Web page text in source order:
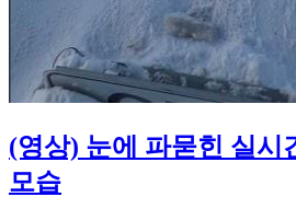
(영상) 눈에 파묻힌 실시
모습